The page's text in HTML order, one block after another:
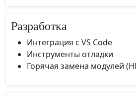
Разработка
Интеграция с VS Code
Инструменты отладки
Горячая замена модулей